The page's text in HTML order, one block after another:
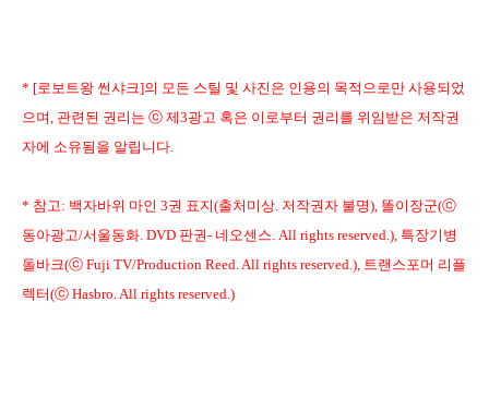
* [로보트왕 썬샤크]의 모든 스틸 및 사진은 인용의 목적으로만 사용되었
으며, 관련된 권리는 ⓒ 제3광고 혹은 이로부터 권리를 위임받은 저작권
자에 소유됨을 알립니다.
* 참고: 백자바위 마인 3권 표지(출처미상. 저작권자 불명), 똘이장군(ⓒ
동아광고/서울동화. DVD 판권- 네오센스. All rights reserved.), 특장기병
돌바크(ⓒ Fuji TV/Production Reed. All rights reserved.), 트랜스포머 리플
렉터(ⓒ Hasbro. All rights reserved.)